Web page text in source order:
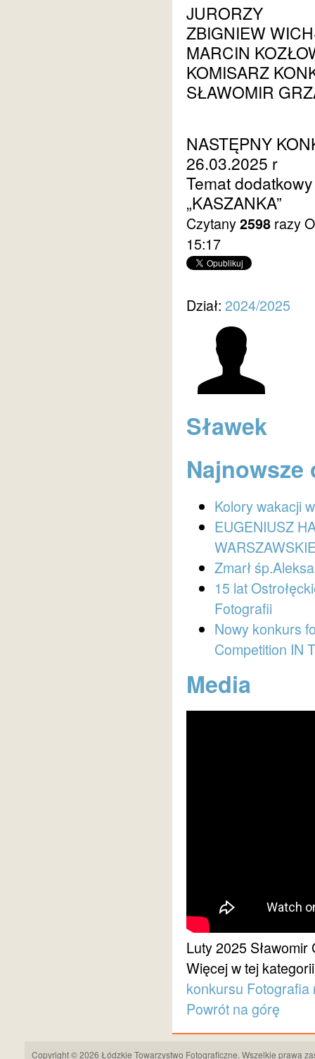
JURORZY
ZBIGNIEW
MARCIN
KOMISARZ
SŁAWOMIR
NASTĘPNY
26.03.2025 r
Temat
„KASZANKA”
Czytany2598 razy
15:17
Dział: 2024/2025
Sławek
Najnowsze
Kolory wakacji
EUGENIUSZ
Zmarł
15 lat
Fotografii
Nowy konkurs
Competition IN
Media
Luty 2025 Sławomir
Więcej w tej
konkursu Fotografia
Powrót na górę
Copyright © 2026 Łódzkie Towarzystwo Fotograficzne. Wszelkie prawa